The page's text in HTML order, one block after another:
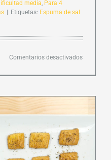
media Para 4
| Etiquetas: Espuma de sal
Comentarios desactivadosen
con
Vino